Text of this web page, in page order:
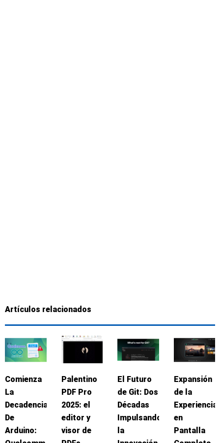
Artículos relacionados
Comienza
La
Decadencia
De
Arduino:
Palentino
PDF Pro
2025: el
editor y
visor de
El Futuro
de Git: Dos
Décadas
Impulsando
la
Expansión
de la
Experiencia
en
Pantalla